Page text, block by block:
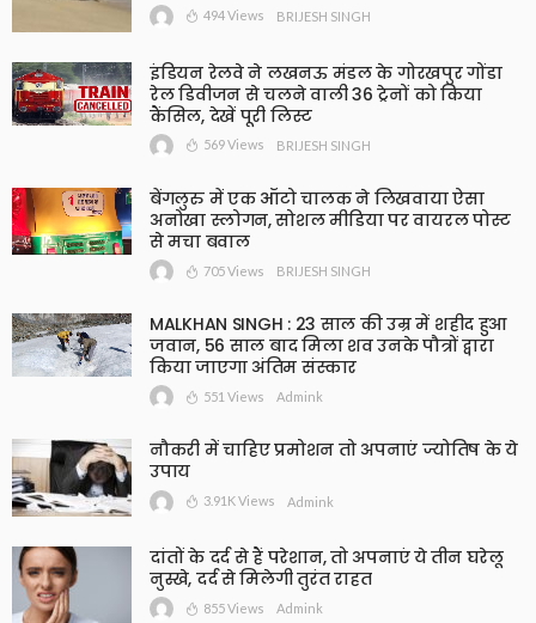
494 Views BRIJESH SINGH
इंडियन रेलवे ने लखनऊ मंडल के गोरखपुर गोंडा
रेल डिवीजन से चलने वाली 36 ट्रेनों को किया
कैंसिल, देखें पूरी लिस्ट
569 Views BRIJESH SINGH
बेंगलुरु में एक ऑटो चालक ने लिखवाया ऐसा
अनोखा स्लोगन, सोशल मीडिया पर वायरल पोस्ट
से मचा बवाल
705 Views BRIJESH SINGH
MALKHAN SINGH : 23 साल की उम्र में शहीद हुआ
जवान, 56 साल बाद मिला शव उनके पौत्रों द्वारा
किया जाएगा अंतिम संस्कार
551 Views Admink
नौकरी में चाहिए प्रमोशन तो अपनाएं ज्योतिष के ये
उपाय
3.91K Views Admink
दांतों के दर्द से हैं परेशान, तो अपनाएं ये तीन घरेलू
नुस्खे, दर्द से मिलेगी तुरंत राहत
855 Views Admink